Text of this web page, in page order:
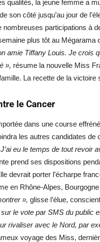
qualités, la jeune femme a
son côté jusqu’au jour de
nombreuses participations à
plus tôt au Mégarama
amie Tiffany Louis. Je crois
», résume la nouvelle Miss
La recette de la victoire
le Cancer
dans une course
les autres candidates de
eu le temps de tout revoir
prend ses dispositions
devrait porter l’écharpe
en Rhône-Alpes,
», glisse l’élue,
le vote par SMS du public
rivaliser avec le Nord, par
voyage des Miss,